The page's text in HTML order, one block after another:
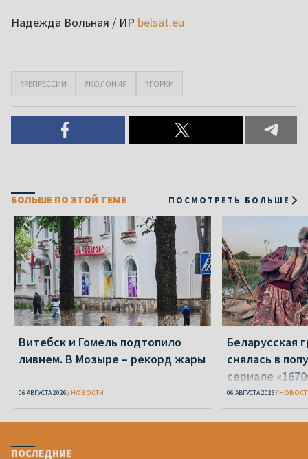
Надежда Вольная / ИР belsat.eu
#РЕПРЕССИИ #КОЛОНИЯ #ГОРКИ
БОЛЬШЕ ПО ЭТОЙ ТЕМЕ ПОСМОТРЕТЬ БОЛЬШЕ
Витебск и Гомель подтопило
ливнем. В Мозыре – рекорд жары
06 АВГУСТА 2026 НОВОСТИ
Беларусская
снялась в
сериале
06 АВГУСТА 2026
ПОСЛЕДНИЕ